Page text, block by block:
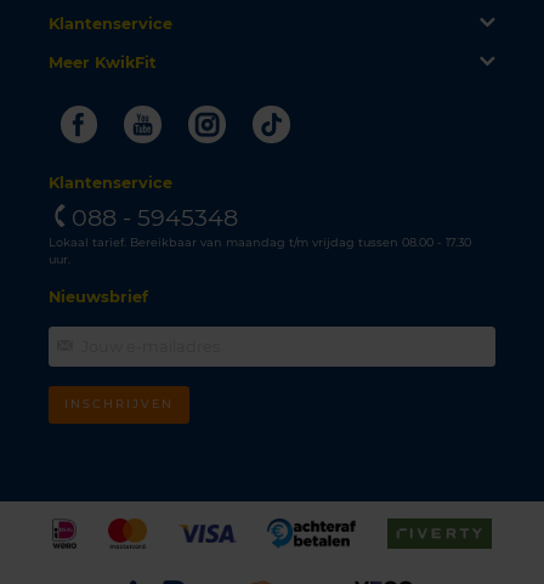
Klantenservice
Meer KwikFit
FacebookYoutubeInstagram
Tiktok
Klantenservice
088 - 5945348
Lokaal tarief. Bereikbaar van maandag t/m vrijdag tussen 08.00 - 17.30
uur.
Nieuwsbrief
INSCHRIJVEN